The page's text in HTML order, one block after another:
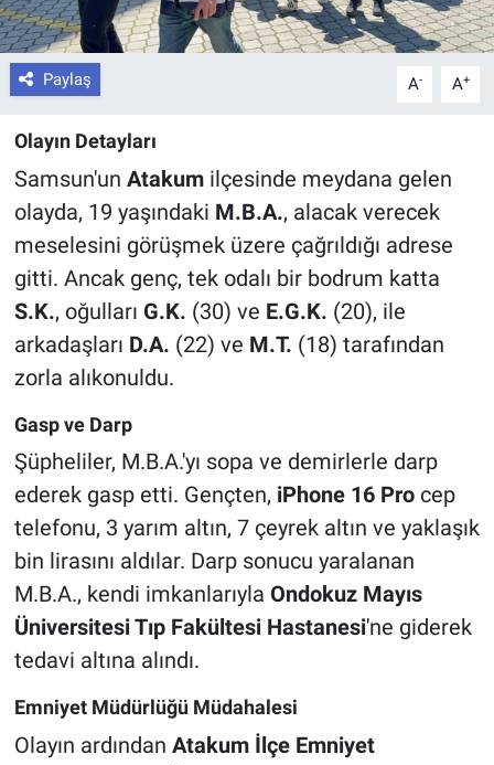
Paylaş A- A+
Olayın Detayları
Samsun'un Atakumilçesinde meydana gelen
olayda, 19 yaşındaki M.B.A., alacak verecek
meselesini görüşmek üzere çağrıldığı adrese
gitti. Ancak genç, tek odalı bir bodrum katta
S.K., oğulları G.K. (30) ve E.G.K. (20), ile
arkadaşları D.A. (22) ve M.T. (18) tarafından
zorla alıkonuldu.
Gasp ve Darp
Şüpheliler, M.B.A.'yı sopa ve demirlerle darp
ederek gasp etti. Gençten, iPhone 16 Procep
telefonu, 3 yarım altın, 7 çeyrek altın ve yaklaşık
bin lirasını aldılar. Darp sonucu yaralanan
M.B.A., kendi imkanlarıyla Ondokuz Mayıs
Üniversitesi Tıp Fakültesi Hastanesi'ne giderek
tedavi altına alındı.
Emniyet Müdürlüğü Müdahalesi
Olayın ardından Atakum İlçe Emniyet